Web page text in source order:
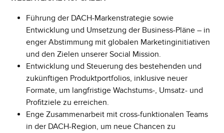
Führung der DACH‑Markenstrategie sowie
Entwicklung und Umsetzung der Business-Pläne – in
enger Abstimmung mit globalen Marketinginitiativen
und den Zielen unserer Social Mission.
Entwicklung und Steuerung des bestehenden und
zukünftigen Produktportfolios, inklusive neuer
Formate, um langfristige Wachstums‑, Umsatz- und
Profitziele zu erreichen.
Enge Zusammenarbeit mit cross-funktionalen Teams
in der DACH-Region, um neue Chancen zu